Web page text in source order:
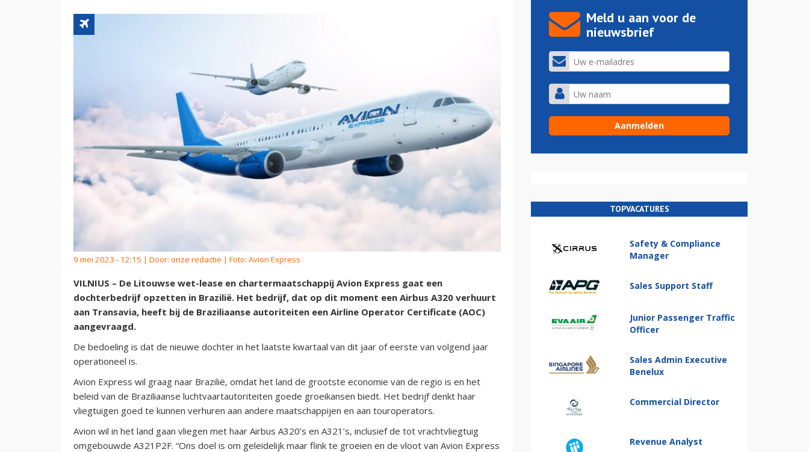
9 mei 2023 - 12:15 | Door: onze redactie | Foto: Avion Express
VILNIUS – De Litouwse wet-lease en chartermaatschappij Avion Express gaat een
dochterbedrijf opzetten in Brazilië. Het bedrijf, dat op dit moment een Airbus A320 verhuurt
aan Transavia, heeft bij de Braziliaanse autoriteiten een Airline Operator Certificate (AOC)
aangevraagd.
De bedoeling is dat de nieuwe dochter in het laatste kwartaal van dit jaar of eerste van volgend jaar
operationeel is.
Avion Express wil graag naar Brazilië, omdat het land de grootste economie van de regio is en het
beleid van de Braziliaanse luchtvaartautoriteiten goede groeikansen biedt. Het bedrijf denkt haar
vliegtuigen goed te kunnen verhuren aan andere maatschappijen en aan touroperators.
Avion wil in het land gaan vliegen met haar Airbus A320’s en A321’s, inclusief de tot vrachtvliegtuig
omgebouwde A321P2F. “Ons doel is om geleidelijk maar flink te groeien en de vloot van Avion Express
Meld u aan voor de
nieuwsbrief
TOPVACATURES
Safety & Compliance
Manager
Sales Support Staff
Junior Passenger Traffic
Officer
Sales Admin Executive
Benelux
Commercial Director
Revenue Analyst